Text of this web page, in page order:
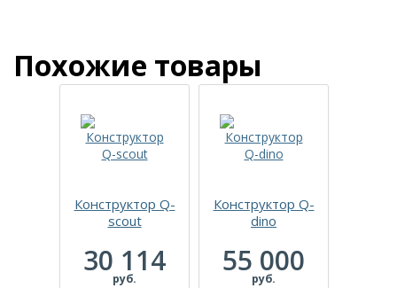
Похожие товары
Конструктор Q-
scout
30 114
руб.
Конструктор Q-
dino
55 000
руб.